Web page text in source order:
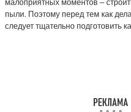
пыли. Поэтому перед тем как
следует тщательно подготовить